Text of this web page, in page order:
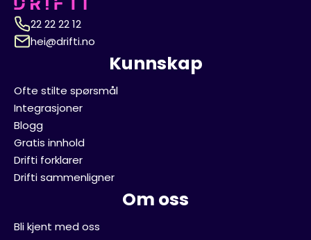
22 22 22 12
hei@drifti.no
Kunnskap
Ofte stilte spørsmål
Integrasjoner
Blogg
Gratis innhold
Drifti forklarer
Drifti sammenligner
Om oss
Bli kjent med oss